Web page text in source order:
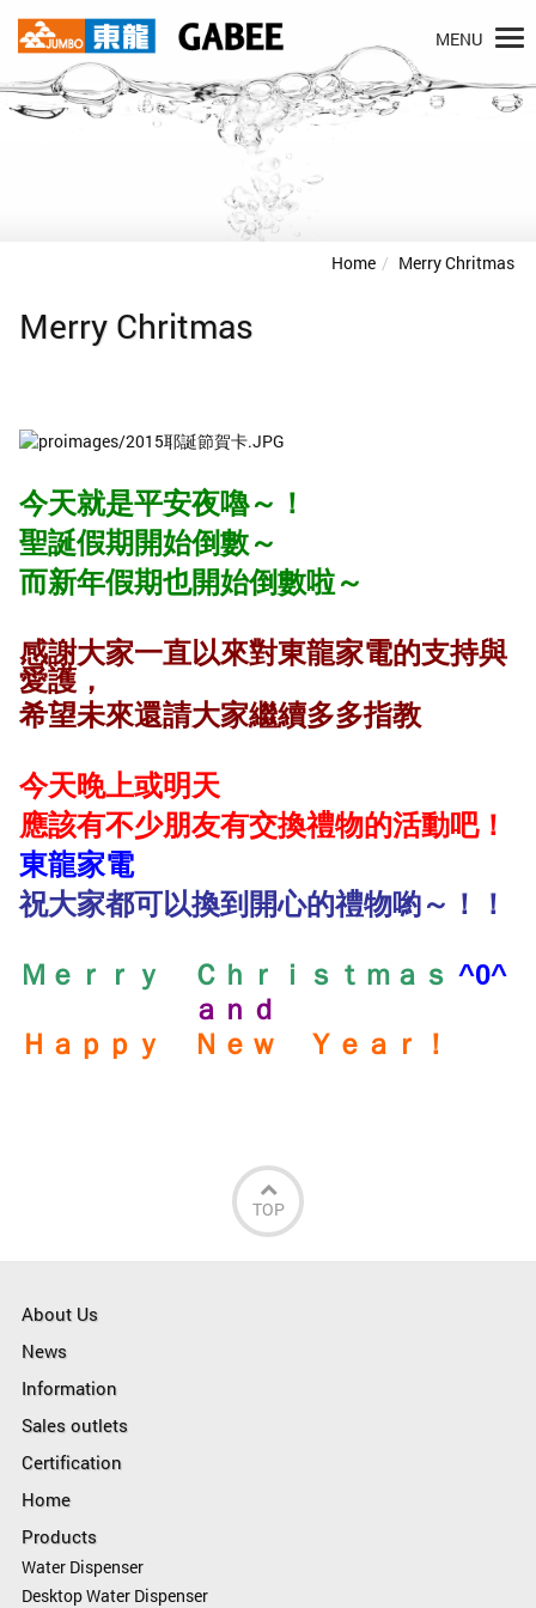
MENU
Home Merry Chritmas
Merry Chritmas
今天就是平安夜嚕～！
聖誕假期開始倒數～
而新年假期也開始倒數啦～
感謝大家一直以來對東龍家電的支持與
愛護，
希望未來還請大家繼續多多指教
今天晚上或明天
應該有不少朋友有交換禮物的活動吧！
東龍家電
祝大家都可以換到開心的禮物喲～！！
Ｍｅｒｒｙ Ｃｈｒｉｓｔｍａｓ ^0^
ａｎｄ
Ｈａｐｐｙ Ｎｅｗ Ｙｅａｒ！
TOP
About Us
News
Information
Sales outlets
Certification
Home
Products
Water Dispenser
Desktop Water Dispenser